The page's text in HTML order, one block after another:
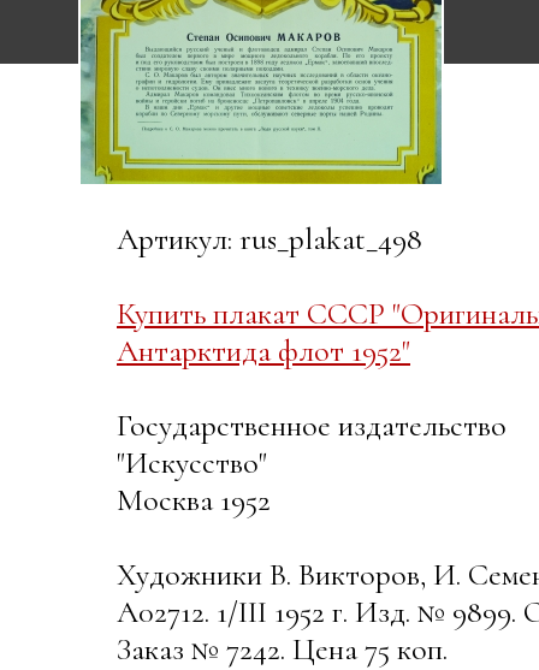
Артикул: rus_plakat_498
Купить плакат СССР
Антарктида флот 1952"
Государственное издательство
"Искусство"
Москва 1952
Художники В. Викторов, И.
А02712. 1/III 1952 г. Изд. № 9899.
Заказ № 7242. Цена 75 коп.